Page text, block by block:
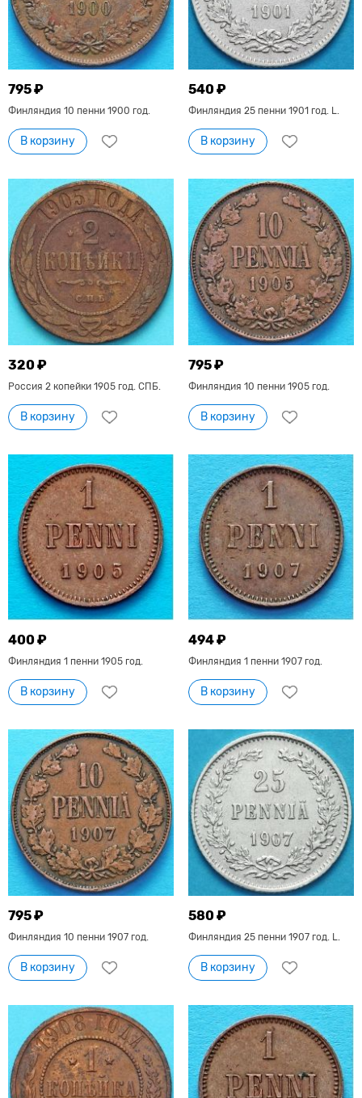
795 ₽
Финляндия 10 пенни 1900 год.
В корзину
540 ₽
Финляндия 25 пенни 1901 год. L.
В корзину
320 ₽
Россия 2 копейки 1905 год. СПБ.
В корзину
795 ₽
Финляндия 10 пенни 1905 год.
В корзину
400 ₽
Финляндия 1 пенни 1905 год.
В корзину
494 ₽
Финляндия 1 пенни 1907 год.
В корзину
795 ₽
Финляндия 10 пенни 1907 год.
В корзину
580 ₽
Финляндия 25 пенни 1907 год. L.
В корзину